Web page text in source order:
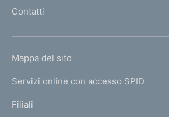
'
m
e
a
Contatti
L
N
K
Mappa del sito
Servizi online con accesso SPID
Filiali